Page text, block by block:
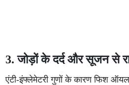
3. जोड़ों के दर्द और सूजन से
एंटी-इंफ्लेमेटरी गुणों के कारण फिश